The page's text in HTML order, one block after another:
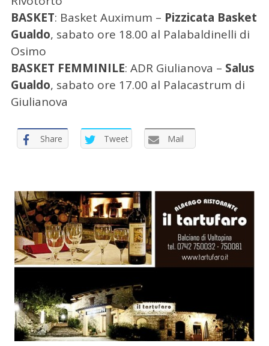
BASKET: Basket Auximum – Pizzicata Basket
Gualdo, sabato ore 18.00 al Palabaldinelli di
Osimo
BASKET FEMMINILE: ADR Giulianova – Salus
Gualdo, sabato ore 17.00 al Palacastrum di
Giulianova
Share Tweet Mail
C
e
c
a
p
e